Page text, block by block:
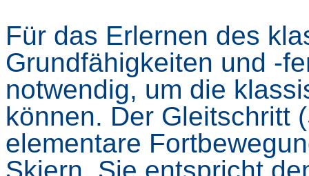
Für das Erlernen des
Grundfähigkeiten und -
notwendig, um die
können. Der Gleitschritt
elementare